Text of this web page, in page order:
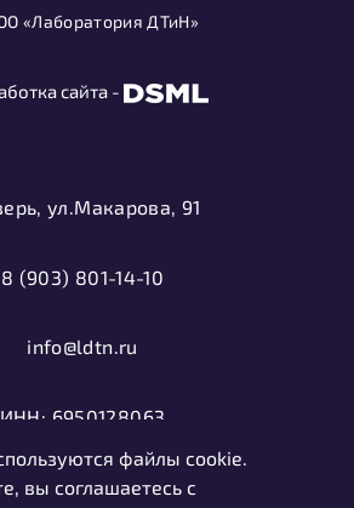
«Лаборатория ДТиН»
сайта -
ул.Макарова, 91
8 (903) 801-14-10
info@ldtn.ru
ИНН: 6950128063
1116952000406файлы cookie.
вы соглашаетесь с